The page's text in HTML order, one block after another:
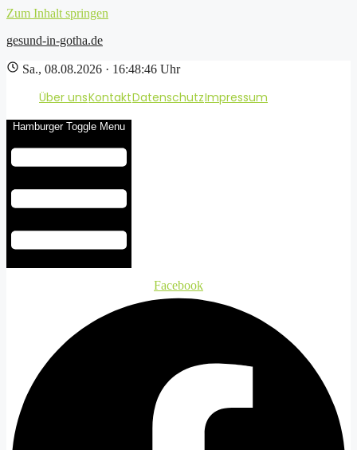
Zum Inhalt springen
gesund-in-gotha.de
Sa., 08.08.2026 · 16:48:47 Uhr
Über unsKontaktDatenschutzImpressum
Hamburger Toggle Menu
Facebook